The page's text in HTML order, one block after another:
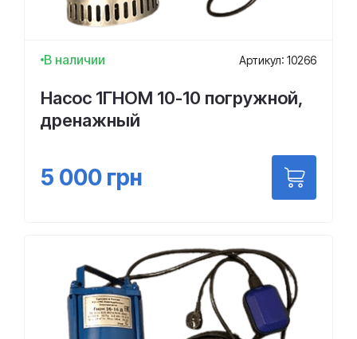
В наличии Артикул: 10266
Насос 1ГНОМ 10-10 погружной,
дренажный
5 000 грн